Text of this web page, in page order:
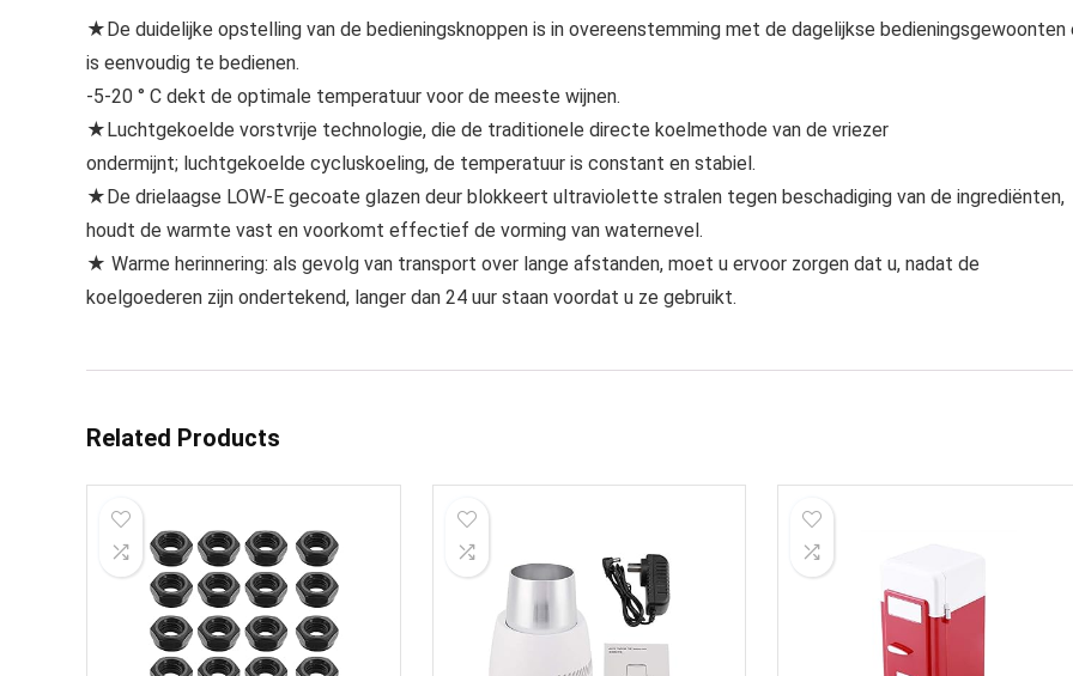
★De duidelijke opstelling van de bedieningsknoppen is in overeenstemming met de dagelijkse bedieningsgewoonten
is eenvoudig te bedienen.
-5-20 ° C dekt de optimale temperatuur voor de meeste wijnen.
★Luchtgekoelde vorstvrije technologie, die de traditionele directe koelmethode van de vriezer
ondermijnt; luchtgekoelde cycluskoeling, de temperatuur is constant en stabiel.
★De drielaagse LOW-E gecoate glazen deur blokkeert ultraviolette stralen tegen beschadiging van de ingrediënten,
houdt de warmte vast en voorkomt effectief de vorming van waternevel.
★ Warme herinnering: als gevolg van transport over lange afstanden, moet u ervoor zorgen dat u, nadat de
koelgoederen zijn ondertekend, langer dan 24 uur staan ​​voordat u ze gebruikt.
Related Products